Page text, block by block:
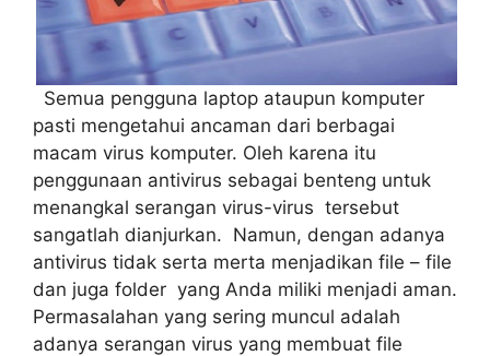
Semua pengguna laptop ataupun komputer
pasti mengetahui ancaman dari berbagai
macam virus komputer. Oleh karena itu
penggunaan antivirus sebagai benteng untuk
menangkal serangan virus-virus tersebut
sangatlah dianjurkan. Namun, dengan adanya
antivirus tidak serta merta menjadikan file – file
dan juga folder yang Anda miliki menjadi aman.
Permasalahan yang sering muncul adalah
adanya serangan virus yang membuat file